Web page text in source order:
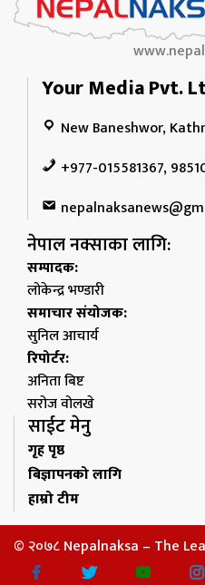
Your Media Pvt.
New Baneshwor,
+977-015581367,
नेपाल नक्साका लागि:
सम्पादक:
लोकेन्द्र भण्डारी
समाचार संयोजक:
सुनिल आचार्य
रिपोर्टर:
अनिता बिष्ट
सरोज वोलखे
साईट मेनु
गृह पृष्ठ
बिज्ञापनको लागि
हाम्रो टीम
© २०७८ Nepalnaksa – The